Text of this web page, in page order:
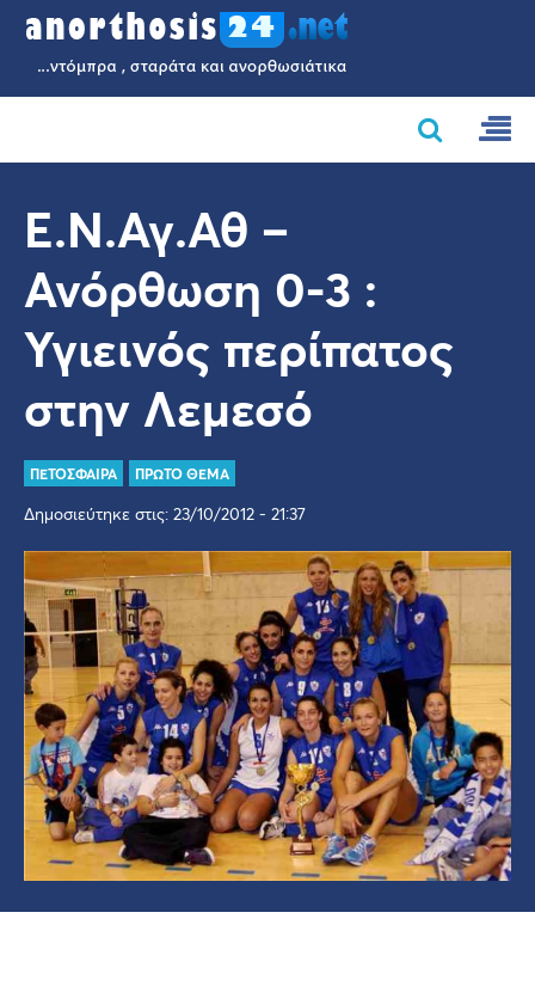
Ε.Ν.Αγ.Αθ –
Ανόρθωση 0-3 :
Υγιεινός περίπατος
στην Λεμεσό
ΠΕΤΟΣΦΑΙΡΑ ΠΡΩΤΟ ΘΕΜΑ
Δημοσιεύτηκε στις: 23/10/2012 - 21:37